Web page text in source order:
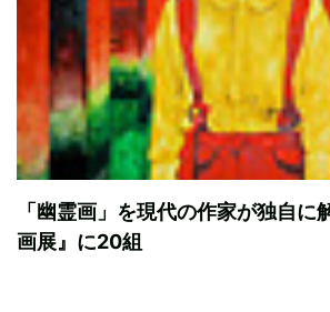
「幽霊画」を現代の作家が独自に
画展』に20組